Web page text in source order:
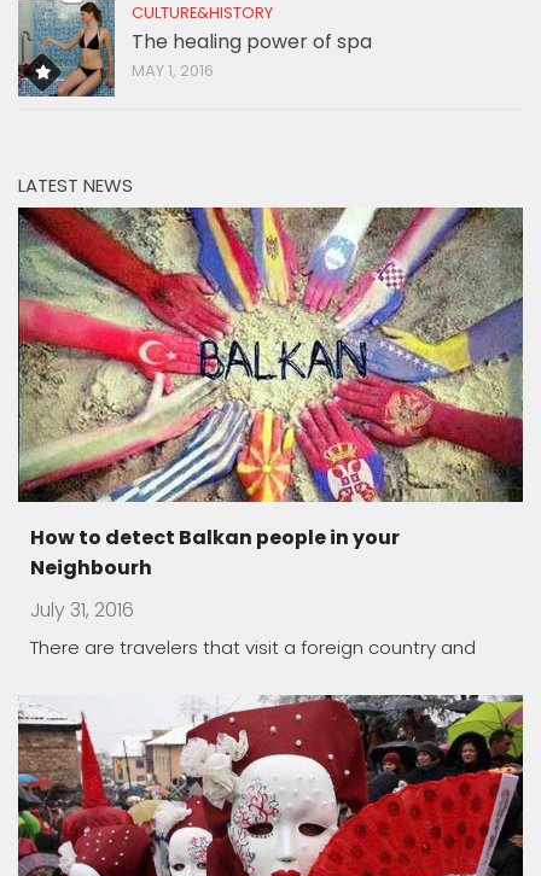
CULTURE&HISTORY
The healing power of spa
MAY 1, 2016
LATEST NEWS
How to detect Balkan people in your
Neighbourh
July 31, 2016
There are travelers that visit a foreign country and
Macedonia land of carnivals
July 17, 2016
Traditionally, they are held during winter time, in the